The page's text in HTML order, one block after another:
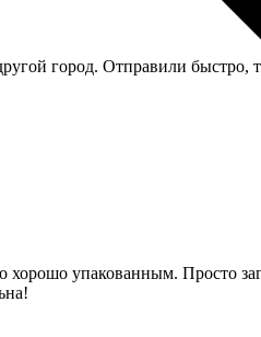
город. Отправили быстро,
упакованным. Просто